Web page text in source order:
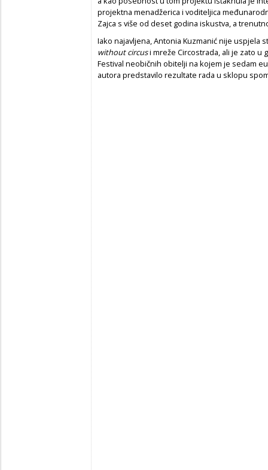
projektna menadžerica i voditeljica
Zajca s više od deset godina iskustva, a
Iako najavljena, Antonia Kuzmanić nije uspjela
without circusi mreže Circostrada, ali je zato u
Festival neobičnih obitelji na kojem je sedam
autora predstavilo rezultate rada u sklopu